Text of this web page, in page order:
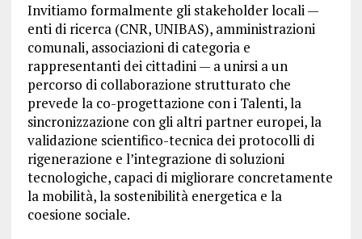
Invitiamo formalmente gli stakeholder locali —
enti di ricerca (CNR, UNIBAS), amministrazioni
comunali, associazioni di categoria e
rappresentanti dei cittadini — a unirsi a un
percorso di collaborazione strutturato che
prevede la co-progettazione con i Talenti, la
sincronizzazione con gli altri partner europei, la
validazione scientifico-tecnica dei protocolli di
rigenerazione e l’integrazione di soluzioni
tecnologiche, capaci di migliorare concretamente
la mobilità, la sostenibilità energetica e la
coesione sociale.